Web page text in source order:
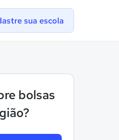
sua escola
bolsas